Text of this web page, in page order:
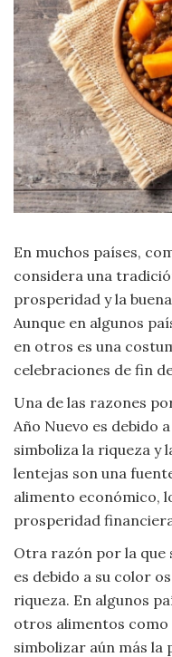
Moda
y
Tendencias
Naturaleza
Psicología
Religión
Salud
Tecnología
Universo
Viajar
En muchos países,
considera una
prosperidad y la
Aunque en algunos
en otros es una
celebraciones de fin
Una de las razones
Año Nuevo es debido
simboliza la riqueza y
lentejas son una
alimento económico,
prosperidad
Otra razón por la que
es debido a su color
riqueza. En algunos
otros alimentos
simbolizar aún más